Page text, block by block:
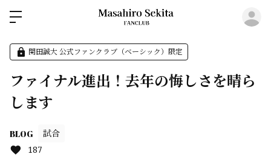
関田誠大 公式ファンクラブ（ベーシック）限定
ファイナル進出！去年の悔しさを晴ら
します
BLOG
試合
187